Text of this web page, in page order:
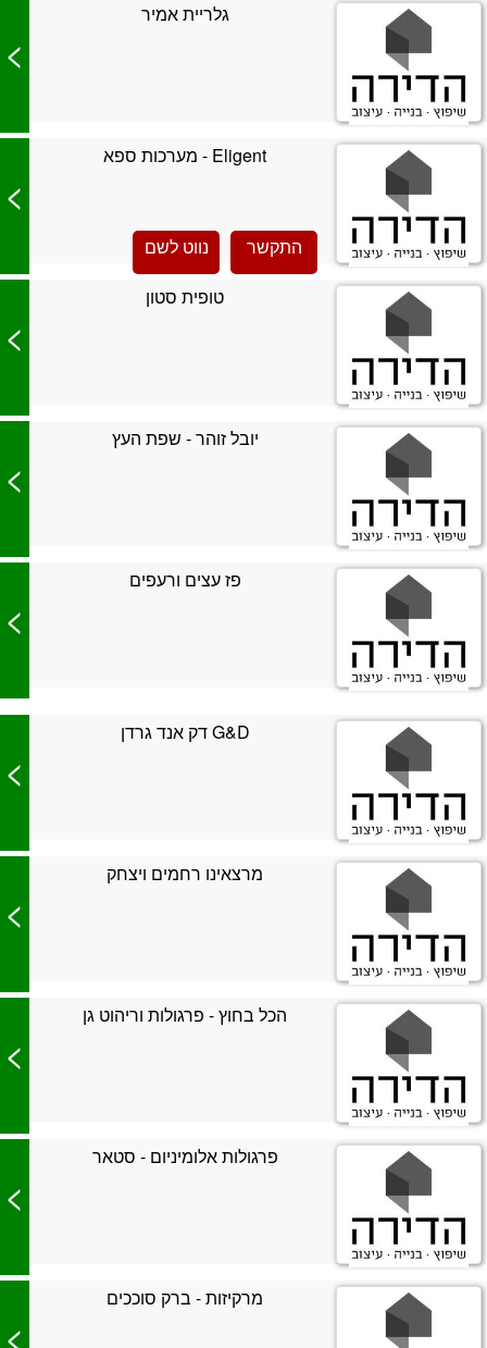
גלריית אמיר
>
Eligent - מערכות ספא
התקשר נווט לשם
>
טופית סטון
>
יובל זוהר - שפת העץ
>
פז עצים ורעפים
>
G&D דק אנד גרדן
>
מרצאינו רחמים ויצחק
>
הכל בחוץ - פרגולות וריהוט גן
>
פרגולות אלומיניום - סטאר
>
מרקיזות - ברק סוככים
>